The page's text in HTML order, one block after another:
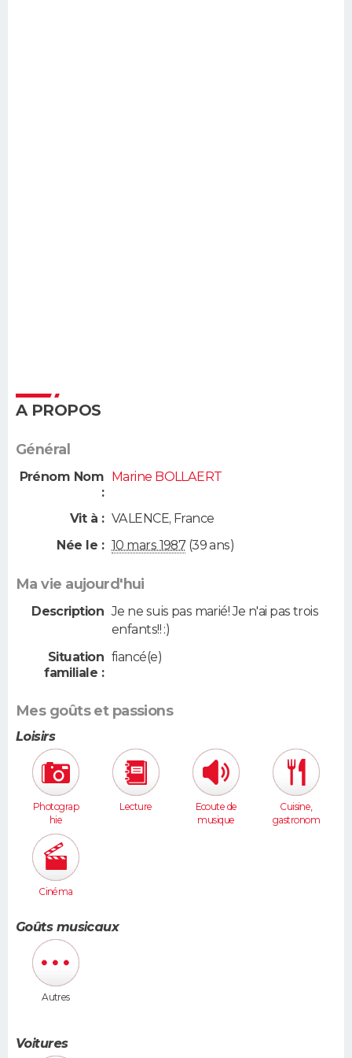
A PROPOS
Général
Prénom Nom
:
Marine BOLLAERT
Vit à : VALENCE, France
Née le : 10 mars 1987(39 ans)
Ma vie aujourd'hui
Description Je ne suis pas marié! Je n'ai pas trois
enfants!! :)
Situation
familiale :
fiancé(e)
Mes goûts et passions
Loisirs
Photograp
hie
Lecture
Ecoute de
musique
Cuisine,
gastronom
Cinéma
Goûts musicaux
Autres
Voitures